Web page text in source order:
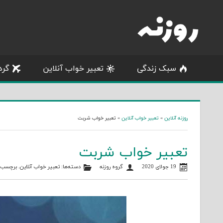
content
سبک زندگی تعبیر خواب آنلاین
روزنه آنلاین » تعبیر خواب آنلاین » تعبیر خواب شربت
تعبیر خواب شربت
19 جولای 2020 گروه روزنه دسته‌ها:تعبیر خواب آنلاین.